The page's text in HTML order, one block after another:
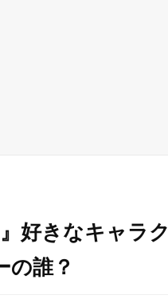
好きなキャラク
の誰？